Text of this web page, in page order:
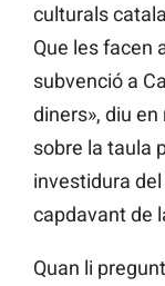
culturals
Que les facen
subvenció a
diners», diu
sobre la taula
investidura
capdavant de
Quan li